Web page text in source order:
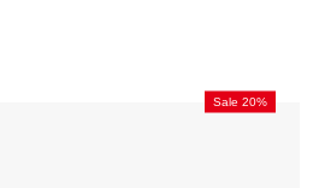
Sale 20%